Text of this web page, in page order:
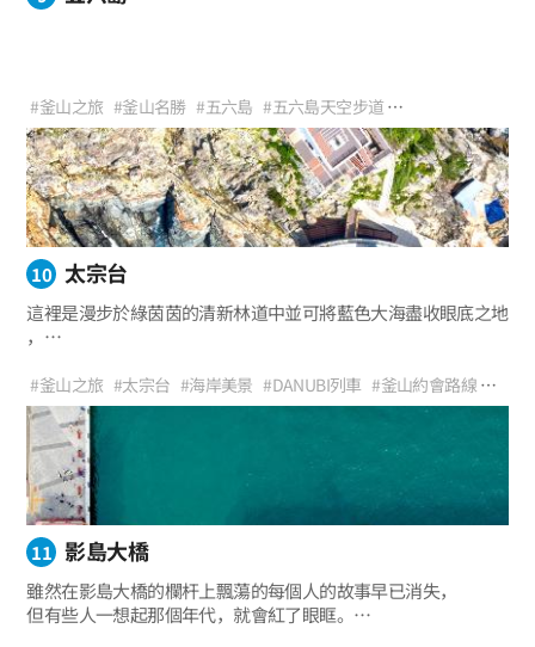
#釜山之旅 #釜山名勝 #五六島 #五六島天空步道
#釜山值得去的地方 #釜山約會路線 #海岸散步路 #推薦行程
#徒步路線 #觀景點
10 太宗台
這裡是漫步於綠茵茵的清新林道中並可將藍色大海盡收眼底之地
，
美景之地。這就是釜山影島南端太宗台。
太宗台因新羅的太宗武烈王被這裡的景緻迷住，
在此享受射箭而得名。它是韓國的必遊景點之一，
碧海環繞的奇岩怪石和蔥鬱的綠茵開心地迎接著每一個訪客。
#釜山之旅 #太宗台 #海岸美景 #DANUBI列車 #釜山約會路線
#與家人度過 #人生照 #影島燈塔 #燈塔之旅 #觀景點
11 影島大橋
雖然在影島大橋的欄杆上飄蕩的每個人的故事早已消失，
但有些人一想起那個年代，就會紅了眼眶。